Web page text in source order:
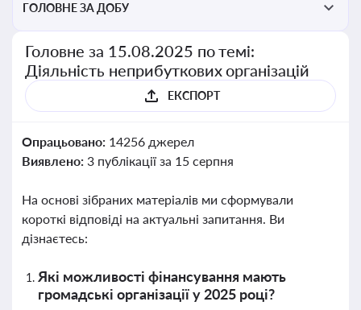
ГОЛОВНЕ ЗА ДОБУ
Головне за 15.08.2025 по темі:
Діяльність неприбуткових організацій
ЕКСПОРТ
Опрацьовано: 14256 джерел
Виявлено: 3 публікації за 15 серпня
На основі зібраних матеріалів ми сформували
короткі відповіді на актуальні запитання. Ви
дізнаєтесь:
Які можливості фінансування мають
громадські організації у 2025 році?